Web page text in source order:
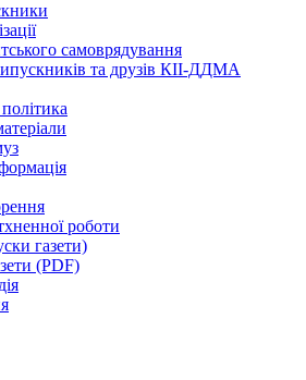
самоврядування
та друзів КІІ-ДДМА
роботи
газети)
(PDF)